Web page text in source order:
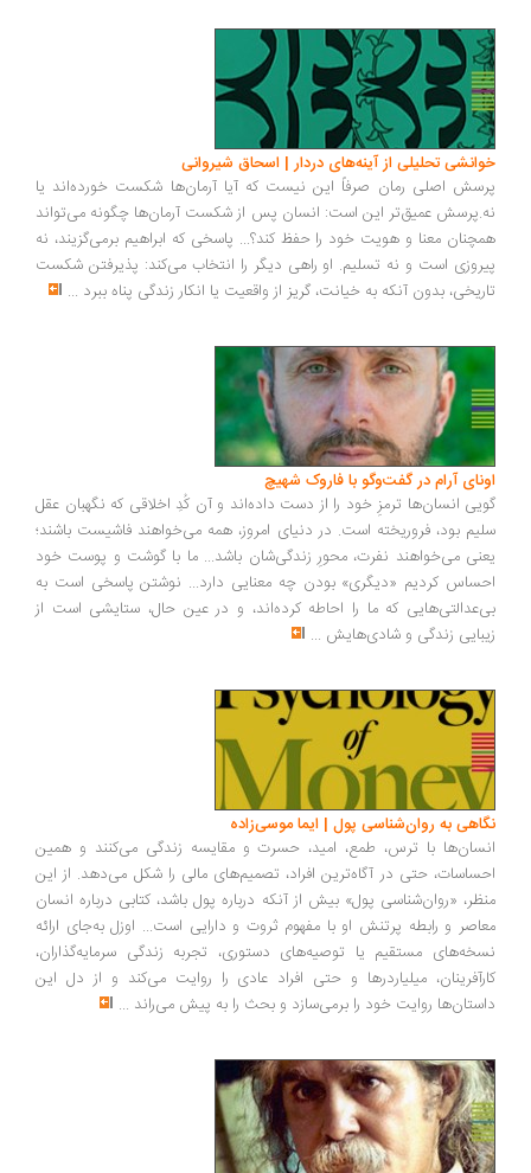
تحلیلی از آینه‌های دردار | اسحاق شیروانی
اصلی رمان صرفاً این نیست که آیا آرمان‌ها شکست خورده‌اند یا
عمیق‌تر این است: انسان پس از شکست آرمان‌ها چگونه می‌تواند
معنا و هویت خود را حفظ کند؟... پاسخی که ابراهیم برمی‌گزیند، نه
است و نه تسلیم. او راهی دیگر را انتخاب می‌کند: پذیرفتن شکست
بدون آنکه به خیانت، گریز از واقعیت یا انکار زندگی پناه ببرد...
آرام در گفت‌وگو با فاروک شهیچ‭
انسان‌ها ترمزِ خود را از دست داده‌اند و آن کُدِ اخلاقی که نگهبان عقل
بود، فروریخته است. در دنیای امروز، همه می‌خواهند فاشیست باشند؛
می‌خواهند نفرت، محورِ زندگی‌شان باشد... ما با گوشت و پوست خود
کردیم «دیگری» بودن چه معنایی دارد... نوشتن پاسخی است به
که ما را احاطه کرده‌اند، و در عین حال، ستایشی است از
زندگی و شادی‌هایش...
به روان‌شناسی پول | ایما موسی‌زاده
با ترس، طمع، امید، حسرت و مقایسه زندگی می‌کنند و همین
حتی در آگاه‌ترین افراد، تصمیم‌های مالی را شکل می‌دهد. از این
«روان‌شناسی پول» بیش از آنکه درباره پول باشد، کتابی درباره انسان
و رابطه پرتنش او با مفهوم ثروت و دارایی است... اوزل به‌جای ارائه
مستقیم یا توصیه‌های دستوری، تجربه زندگی سرمایه‌گذاران،
میلیاردرها و حتی افراد عادی را روایت می‌کند و از دل این
روایت خود را برمی‌سازد و بحث را به پیش می‌راند ...